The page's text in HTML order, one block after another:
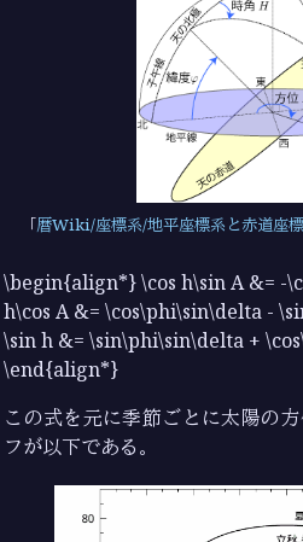
暦Wiki/座標系/地平座標系と赤道座
\begin{align*} \cos h\sin A &= -
h\cos A &= \cos\phi\sin\delta -
\sin h &= \sin\phi\sin\delta +
\end{align*}
この式を元に季節ごとに太陽の
フが以下である。